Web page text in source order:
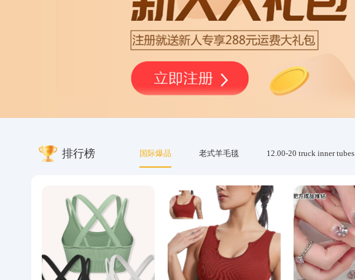
排行榜 国际爆品 老式羊毛毯 12.00-20 truck inner tubes